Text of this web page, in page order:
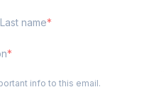
Last name
info to this email.